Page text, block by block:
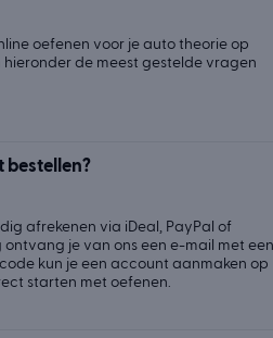
oefenen voor je auto theorie op
hieronder de meest gestelde vragen
bestellen?
afrekenen via iDeal, PayPal of
je van ons een e-mail met een
kun je een account aanmaken op
starten met oefenen.